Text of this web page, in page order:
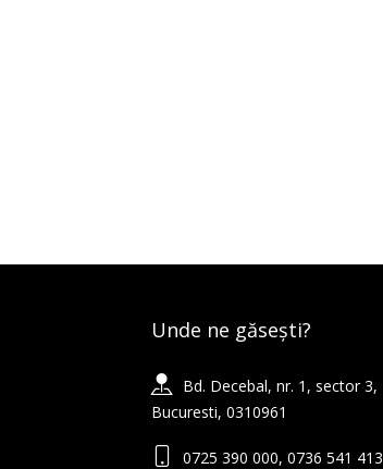
Unde ne găsești?
Bd. Decebal, nr. 1, sector 3,
Bucuresti, 0310961
0725 390 000, 0736 541 413